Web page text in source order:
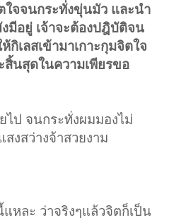
ใจจนกระทั่งขุ่นมัว และนำ
มีอยู่ เจ้าจะต้องปฎิบัติจน
กิเลสเข้ามาเกาะกุมจิตใจ
สิ้นสุดในความเพียรขอ
ไป จนกระทั่งผมมองไม่
งสว่างจ้าสวยงาม
หละ ว่าจริงๆแล้วจิตก็เป็น